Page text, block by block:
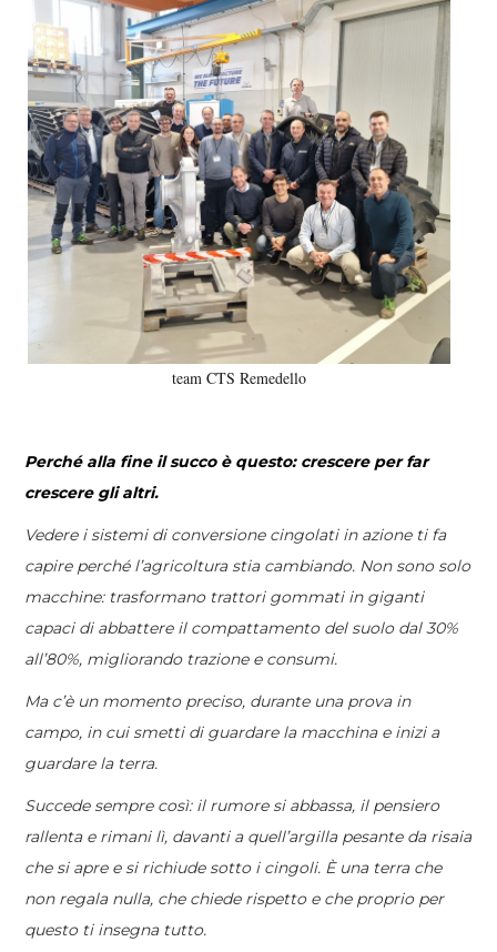
team CTS Remedello
Perché alla fine il succo è questo: crescere per far
crescere gli altri.
Vedere i sistemi di conversione cingolati in azione ti fa
capire perché l’agricoltura stia cambiando. Non sono solo
macchine: trasformano trattori gommati in giganti
capaci di abbattere il compattamento del suolo dal 30%
all’80%, migliorando trazione e consumi.
Ma c’è un momento preciso, durante una prova in
campo, in cui smetti di guardare la macchina e inizi a
guardare la terra.
Succede sempre così: il rumore si abbassa, il pensiero
rallenta e rimani lì, davanti a quell’argilla pesante da risaia
che si apre e si richiude sotto i cingoli. È una terra che
non regala nulla, che chiede rispetto e che proprio per
questo ti insegna tutto.